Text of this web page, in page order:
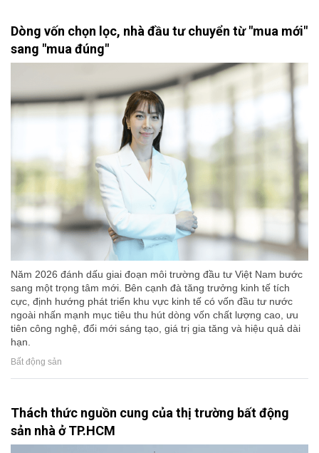
Dòng vốn chọn lọc, nhà đầu tư chuyển từ "mua mới"
sang "mua đúng"
Năm 2026 đánh dấu giai đoạn môi trường đầu tư Việt Nam bước
sang một trọng tâm mới. Bên cạnh đà tăng trưởng kinh tế tích
cực, định hướng phát triển khu vực kinh tế có vốn đầu tư nước
ngoài nhấn mạnh mục tiêu thu hút dòng vốn chất lượng cao, ưu
tiên công nghệ, đổi mới sáng tạo, giá trị gia tăng và hiệu quả dài
hạn.
Bất động sản
Thách thức nguồn cung của thị trường bất động
sản nhà ở TP.HCM